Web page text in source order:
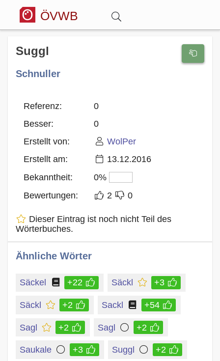
ÖVWB
Anmelden
Wörterbuch
Hitparade
Forum
Suggl
Schnuller
Referenz:
0
Besser:
0
Erstellt von:
WolPer
Erstellt am:
13.12.2016
Bekanntheit:
0%
Bewertungen:
2 0
Dieser Eintrag ist noch nicht Teil des
Wörterbuches.
Ähnliche Wörter
Säckel +22 Säckl +3
Säckl +2 Sackl +54
Sagl +2 Sagl +2
Saukale +3 Suggl +2